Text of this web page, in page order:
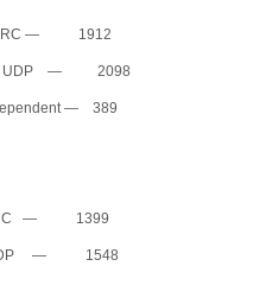
— 1912
UDP — 2098
— 389
— 1399
UDP — 1548